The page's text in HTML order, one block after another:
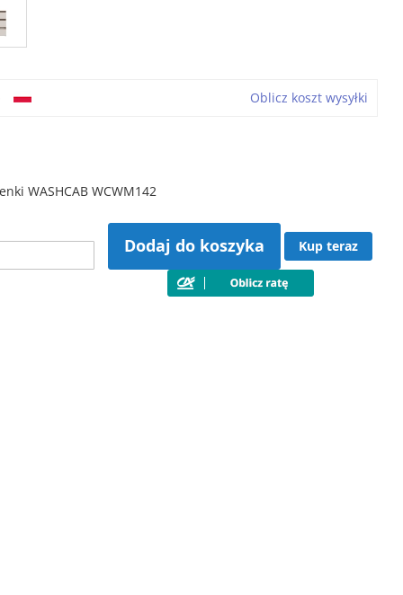
Oblicz koszt wysyłki
WASHCAB WCWM142
Dodaj do koszyka Kup teraz